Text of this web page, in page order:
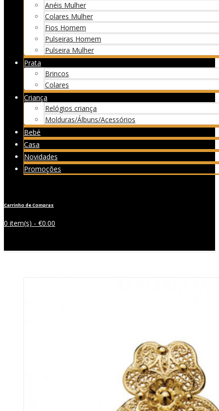
Anéis Mulher
Colares Mulher
Fios Homem
Pulseiras Homem
Pulseira Mulher
Prata
Brincos
Colares
Criança
Relógios criança
Molduras/Álbuns/Acessórios
Bebé
Casa
Novidades
Promoções
Carrinho de Compras
0 item(s) - €0.00